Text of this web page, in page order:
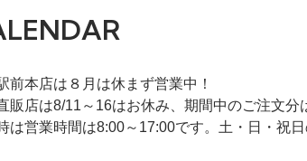
前本店は８月は休まず営業中！
販店は8/11～16はお休み、期間中のご注文分
は営業時間は8:00～17:00です。土・日・祝